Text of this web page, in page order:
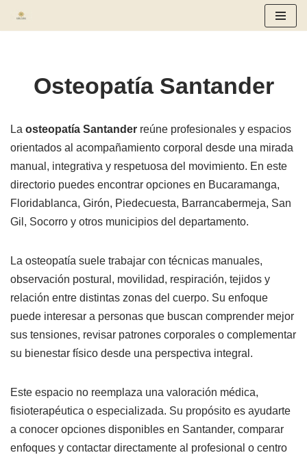
Osteopatía Santander
La osteopatía Santander reúne profesionales y espacios
orientados al acompañamiento corporal desde una mirada
manual, integrativa y respetuosa del movimiento. En este
directorio puedes encontrar opciones en Bucaramanga,
Floridablanca, Girón, Piedecuesta, Barrancabermeja, San
Gil, Socorro y otros municipios del departamento.
La osteopatía suele trabajar con técnicas manuales,
observación postural, movilidad, respiración, tejidos y
relación entre distintas zonas del cuerpo. Su enfoque
puede interesar a personas que buscan comprender mejor
sus tensiones, revisar patrones corporales o complementar
su bienestar físico desde una perspectiva integral.
Este espacio no reemplaza una valoración médica,
fisioterapéutica o especializada. Su propósito es ayudarte
a conocer opciones disponibles en Santander, comparar
enfoques y contactar directamente al profesional o centro